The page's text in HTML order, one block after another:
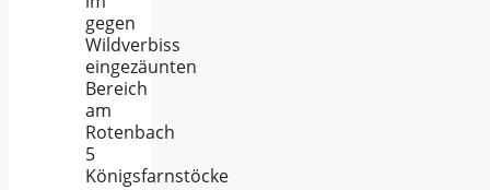
gegen
Wildverbiss
eingezäunten
Bereich
am
Rotenbach
5
Königsfarnstöcke